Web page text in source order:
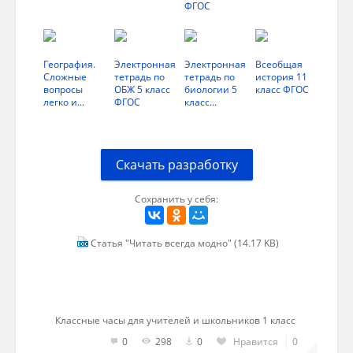
а) Отдых для души: Чтение – это
возможность отвлечься от повседневных
забот, погрузиться в другой мир, пережить
яркие эмоции и получить настоящее
удовольствие.
вдохновляет, пробуждает фантазию,
развивает творческие способности.
4. Чтение – это модный тренд:
а) Социальный статус: в современном
обществе умение читать и интересоваться
б) Популярность книжных клубов: По всей
планете проходят встречи книжных клубов,
ФГОС
География.
Сложные
вопросы
легко и...
Электронная
тетрадь по
ОБЖ 5 класс
ФГОС
Электронная
тетрадь по
биологии 5
класс...
Всеобщая
история 11
класс ФГОС
Скачать разработку
Сохранить у себя:
Статья "Читать всегда модно" (14.17 KB)
Классные часы для учителей и школьников 1 класс
0
298 0 Нравится 0